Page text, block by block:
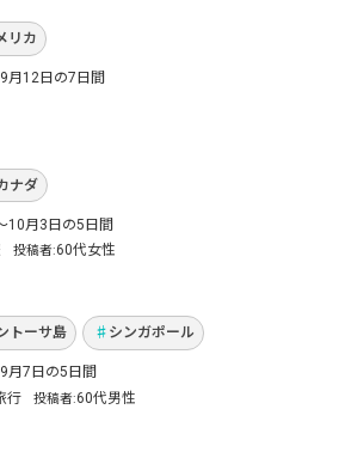
リカ
月12日の7日間
く夢を叶えにイエローナイフ
オーロラに感動！一生の思い
ナダ
10月3日の5日間
投稿者 60代女性
・プール」でゆったりと寛
の間に、夫婦で楽しむシンガ
トーサ島 シンガポール
月7日の5日間
行 投稿者 60代男性
並み…卒業旅行でベトナムを